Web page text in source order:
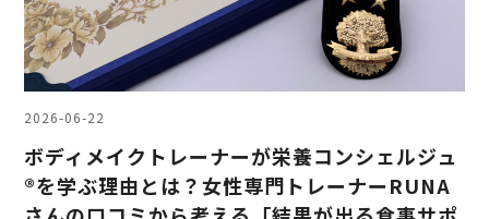
2026-06-22
ボディメイクトレーナーが栄養コンシェルジュ
®を学ぶ理由とは？女性専門トレーナーRUNA